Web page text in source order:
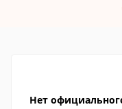
Нет